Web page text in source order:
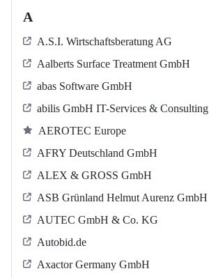
A
A.S.I. Wirtschaftsberatung AG
Aalberts Surface Treatment GmbH
abas Software GmbH
abilis GmbH IT-Services & Consulting
AEROTEC Europe
AFRY Deutschland GmbH
ALEX & GROSS GmbH
ASB Grün­land Helmut Au­renz GmbH
AUTEC GmbH & Co. KG
Autobid.de
Axactor Germany GmbH